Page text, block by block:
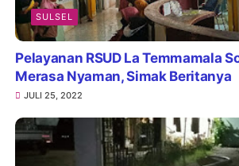
SULSEL
Pelayanan RSUD La Temmamala
Merasa Nyaman, Simak Beritanya
JULI 25, 2022